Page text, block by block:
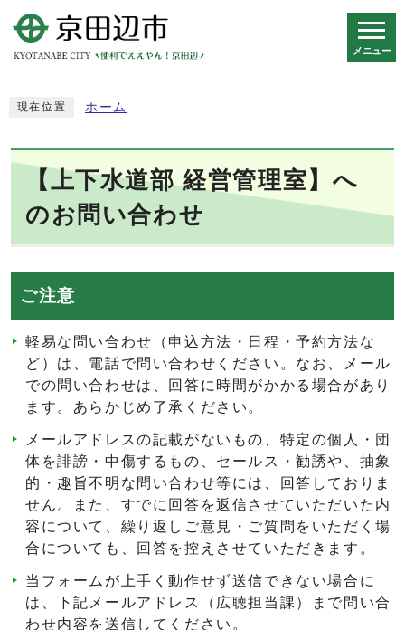
メニュー
現在位置 ホーム
【上下水道部 経営管理室】へ
のお問い合わせ
ご注意
軽易な問い合わせ（申込方法・日程・予約方法な
ど）は、電話で問い合わせください。なお、メール
での問い合わせは、回答に時間がかかる場合があり
ます。あらかじめ了承ください。
メールアドレスの記載がないもの、特定の個人・団
体を誹謗・中傷するもの、セールス・勧誘や、抽象
的・趣旨不明な問い合わせ等には、回答しておりま
せん。また、すでに回答を返信させていただいた内
容について、繰り返しご意見・ご質問をいただく場
合についても、回答を控えさせていただきます。
当フォームが上手く動作せず送信できない場合に
は、下記メールアドレス（広聴担当課）まで問い合
わせ内容を送信してください。